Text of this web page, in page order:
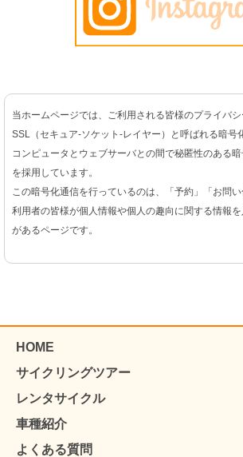
当ホームページでは、ご利用される皆様のプライバシ
SSL（セキュア-ソケット-レイヤー）と呼ばれる暗号
コンピュータとウェブサーバとの間で秘匿性のある
を採用しています。
この暗号化通信を行っているのは、「予約」「お問い
利用者の皆様が個人情報や個人の趣向に関する情報
があるページです。
HOME
サイクリングツアー
レンタサイクル
車種紹介
よくある質問